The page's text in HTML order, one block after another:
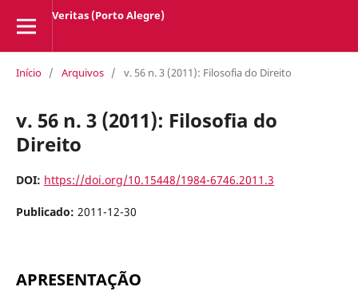
Veritas (Porto Alegre)
Início / Arquivos / v. 56 n. 3 (2011): Filosofia do Direito
v. 56 n. 3 (2011): Filosofia do
Direito
DOI: https://doi.org/10.15448/1984-6746.2011.3
Publicado: 2011-12-30
APRESENTAÇÃO